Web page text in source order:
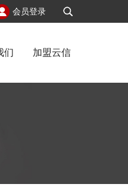
会员登录
们 加盟云信